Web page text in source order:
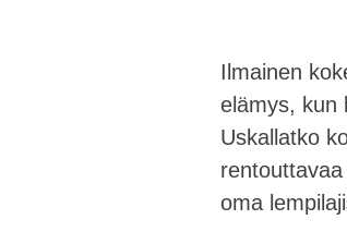
Ilmainen
elämys, kun
Uskallatko
oma